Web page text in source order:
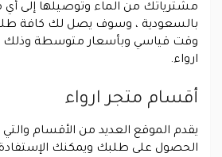
مشترياتك من الماء وتوصيلها إلى
بالسعودية ، وسوف يصل لك كافة
وقت قياسي وبأسعار متوسطة
ارواء.
أقسام متجر ارواء
يقدم الموقع العديد من الأقسام
الحصول على طلبك ويمكنك